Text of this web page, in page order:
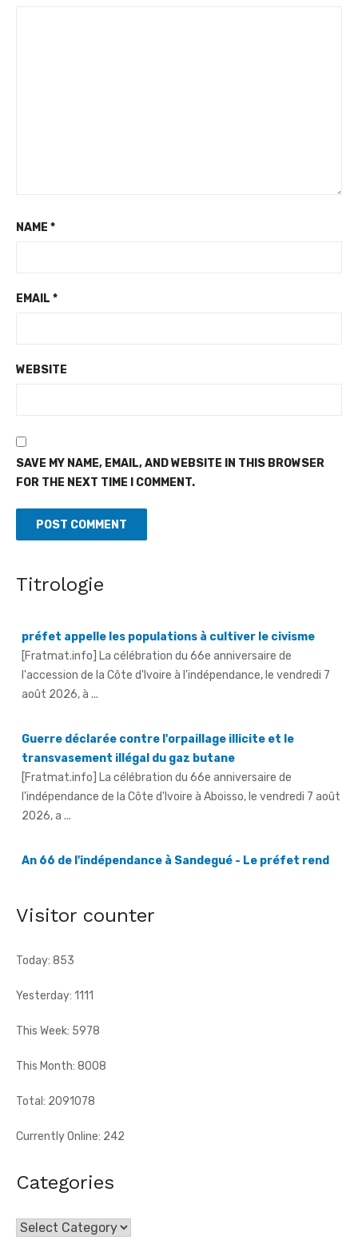
NAME *
EMAIL *
WEBSITE
SAVE MY NAME, EMAIL, AND WEBSITE IN THIS BROWSER
FOR THE NEXT TIME I COMMENT.
Titrologie
Indépendance 2026 à Sérébou (Famienkro) - Le sous-
préfet appelle les populations à cultiver le civisme
l'accession de la Côte d'Ivoire à l'indépendance, le vendredi 7
août 2026, à ...
Guerre déclarée contre l'orpaillage illicite et le
[Fratmat.info] La célébration du 66e anniversaire de
l'indépendance de la Côte d'Ivoire à Aboisso, le vendredi 7 août
2026, a ...
An 66 de l'indépendance à Sandegué - Le préfet rend
de la paix
anniversaire ...
Visitor counter
Today: 853
Yesterday: 1111
This Week: 5978
This Month: 8008
Total: 2091078
Currently Online: 242
Categories
Categories